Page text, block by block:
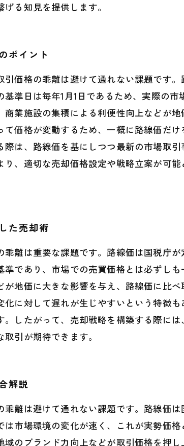
る知見を提供します。
ポイント
価格の乖離は避けて通れない課題です
準日は毎年1月1日であるため、実際の
業施設の集積による利便性向上などが
価格が変動するため、一概に路線価だ
は、路線価を基にしつつ最新の市場取
、適切な売却価格設定や戦略立案が可
た売却術
離は重要な課題です。路線価は国税庁
であり、市場での売買価格とは必ずし
地価に大きな影響を与え、路線価に比
に対して遅れが生じやすいという特徴も
したがって、売却戦略を構築する際に
引が期待できます。
解説
離は避けて通れない課題です。路線価
市場環境の変化が速く、これが実勢価
のブランド力向上などが取引価格を押